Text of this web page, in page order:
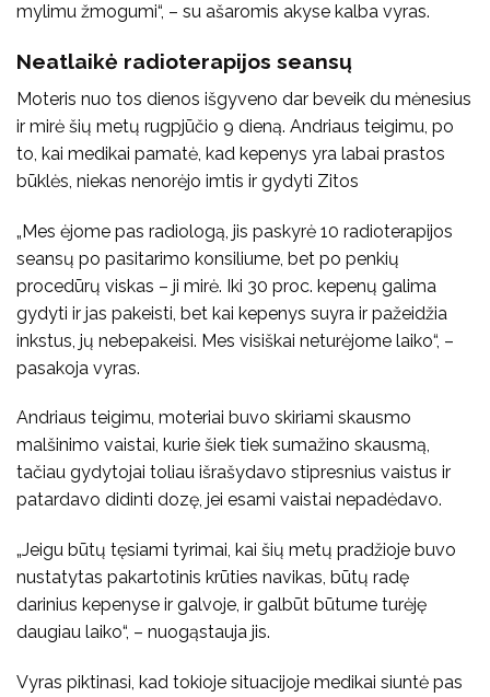
mylimu žmogumi“, – su ašaromis akyse kalba vyras.
Neatlaikė radioterapijos seansų
Moteris nuo tos dienos išgyveno dar beveik du mėnesius
ir mirė šių metų rugpjūčio 9 dieną. Andriaus teigimu, po
to, kai medikai pamatė, kad kepenys yra labai prastos
būklės, niekas nenorėjo imtis ir gydyti Zitos
„Mes ėjome pas radiologą, jis paskyrė 10 radioterapijos
seansų po pasitarimo konsiliume, bet po penkių
procedūrų viskas – ji mirė. Iki 30 proc. kepenų galima
gydyti ir jas pakeisti, bet kai kepenys suyra ir pažeidžia
inkstus, jų nebepakeisi. Mes visiškai neturėjome laiko“, –
pasakoja vyras.
Andriaus teigimu, moteriai buvo skiriami skausmo
malšinimo vaistai, kurie šiek tiek sumažino skausmą,
tačiau gydytojai toliau išrašydavo stipresnius vaistus ir
patardavo didinti dozę, jei esami vaistai nepadėdavo.
„Jeigu būtų tęsiami tyrimai, kai šių metų pradžioje buvo
nustatytas pakartotinis krūties navikas, būtų radę
darinius kepenyse ir galvoje, ir galbūt būtume turėję
daugiau laiko“, – nuogąstauja jis.
Vyras piktinasi, kad tokioje situacijoje medikai siuntė pas